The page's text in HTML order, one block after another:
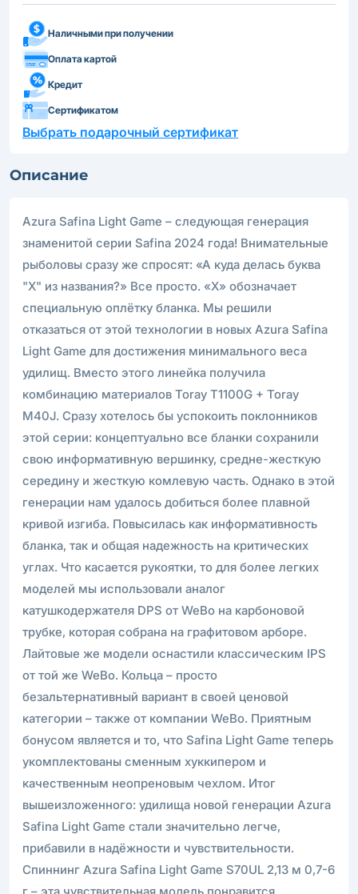
Наличными при получении
Оплата картой
Кредит
Сертификатом
Выбрать подарочный сертификат
Описание
Azura Safina Light Game – следующая генерация
знаменитой серии Safina 2024 года! Внимательные
рыболовы сразу же спросят: «А куда делась буква
"X" из названия?» Все просто. «X» обозначает
специальную оплётку бланка. Мы решили
отказаться от этой технологии в новых Azura Safina
Light Game для достижения минимального веса
удилищ. Вместо этого линейка получила
комбинацию материалов Toray T1100G + Toray
M40J. Сразу хотелось бы успокоить поклонников
этой серии: концептуально все бланки сохранили
свою информативную вершинку, средне-жесткую
середину и жесткую комлевую часть. Однако в этой
генерации нам удалось добиться более плавной
кривой изгиба. Повысилась как информативность
бланка, так и общая надежность на критических
углах. Что касается рукоятки, то для более легких
моделей мы использовали аналог
катушкодержателя DPS от WeBo на карбоновой
трубке, которая собрана на графитовом арборе.
Лайтовые же модели оснастили классическим IPS
от той же WeBo. Кольца – просто
безальтернативный вариант в своей ценовой
категории – также от компании WeBo. Приятным
бонусом является и то, что Safina Light Game теперь
укомплектованы сменным хуккипером и
качественным неопреновым чехлом. Итог
вышеизложенного: удилища новой генерации Azura
Safina Light Game стали значительно легче,
прибавили в надёжности и чувствительности.
Спиннинг Azura Safina Light Game S70UL 2,13 м 0,7-6
г – эта чувствительная модель понравится